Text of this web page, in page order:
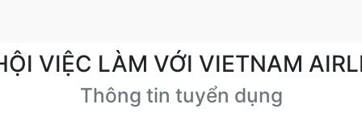
VIỆC LÀM VỚI VIETNAM
Thông tin tuyển dụng